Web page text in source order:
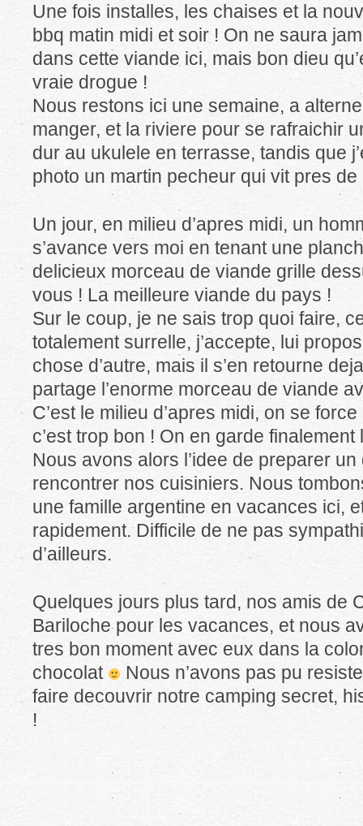
Une fois installes, les chaises et la
bbq matin midi et soir ! On ne saura
dans cette viande ici, mais bon dieu
vraie drogue !
Nous restons ici une semaine, a
manger, et la riviere pour se rafraichir
dur au ukulele en terrasse, tandis que
photo un martin pecheur qui vit pres
Un jour, en milieu d’apres midi, un
s’avance vers moi en tenant une
delicieux morceau de viande grille
vous ! La meilleure viande du pays !
Sur le coup, je ne sais trop quoi faire,
totalement surrelle, j’accepte, lui
chose d’autre, mais il s’en retourne
partage l’enorme morceau de viande
C’est le milieu d’apres midi, on se
c’est trop bon ! On en garde
Nous avons alors l’idee de preparer
rencontrer nos cuisiniers. Nous
une famille argentine en vacances ici,
rapidement. Difficile de ne pas
d’ailleurs.
Quelques jours plus tard, nos amis de
Bariloche pour les vacances, et nous
tres bon moment avec eux dans la
chocolat
Nous n’avons pas pu
faire decouvrir notre camping secret,
!